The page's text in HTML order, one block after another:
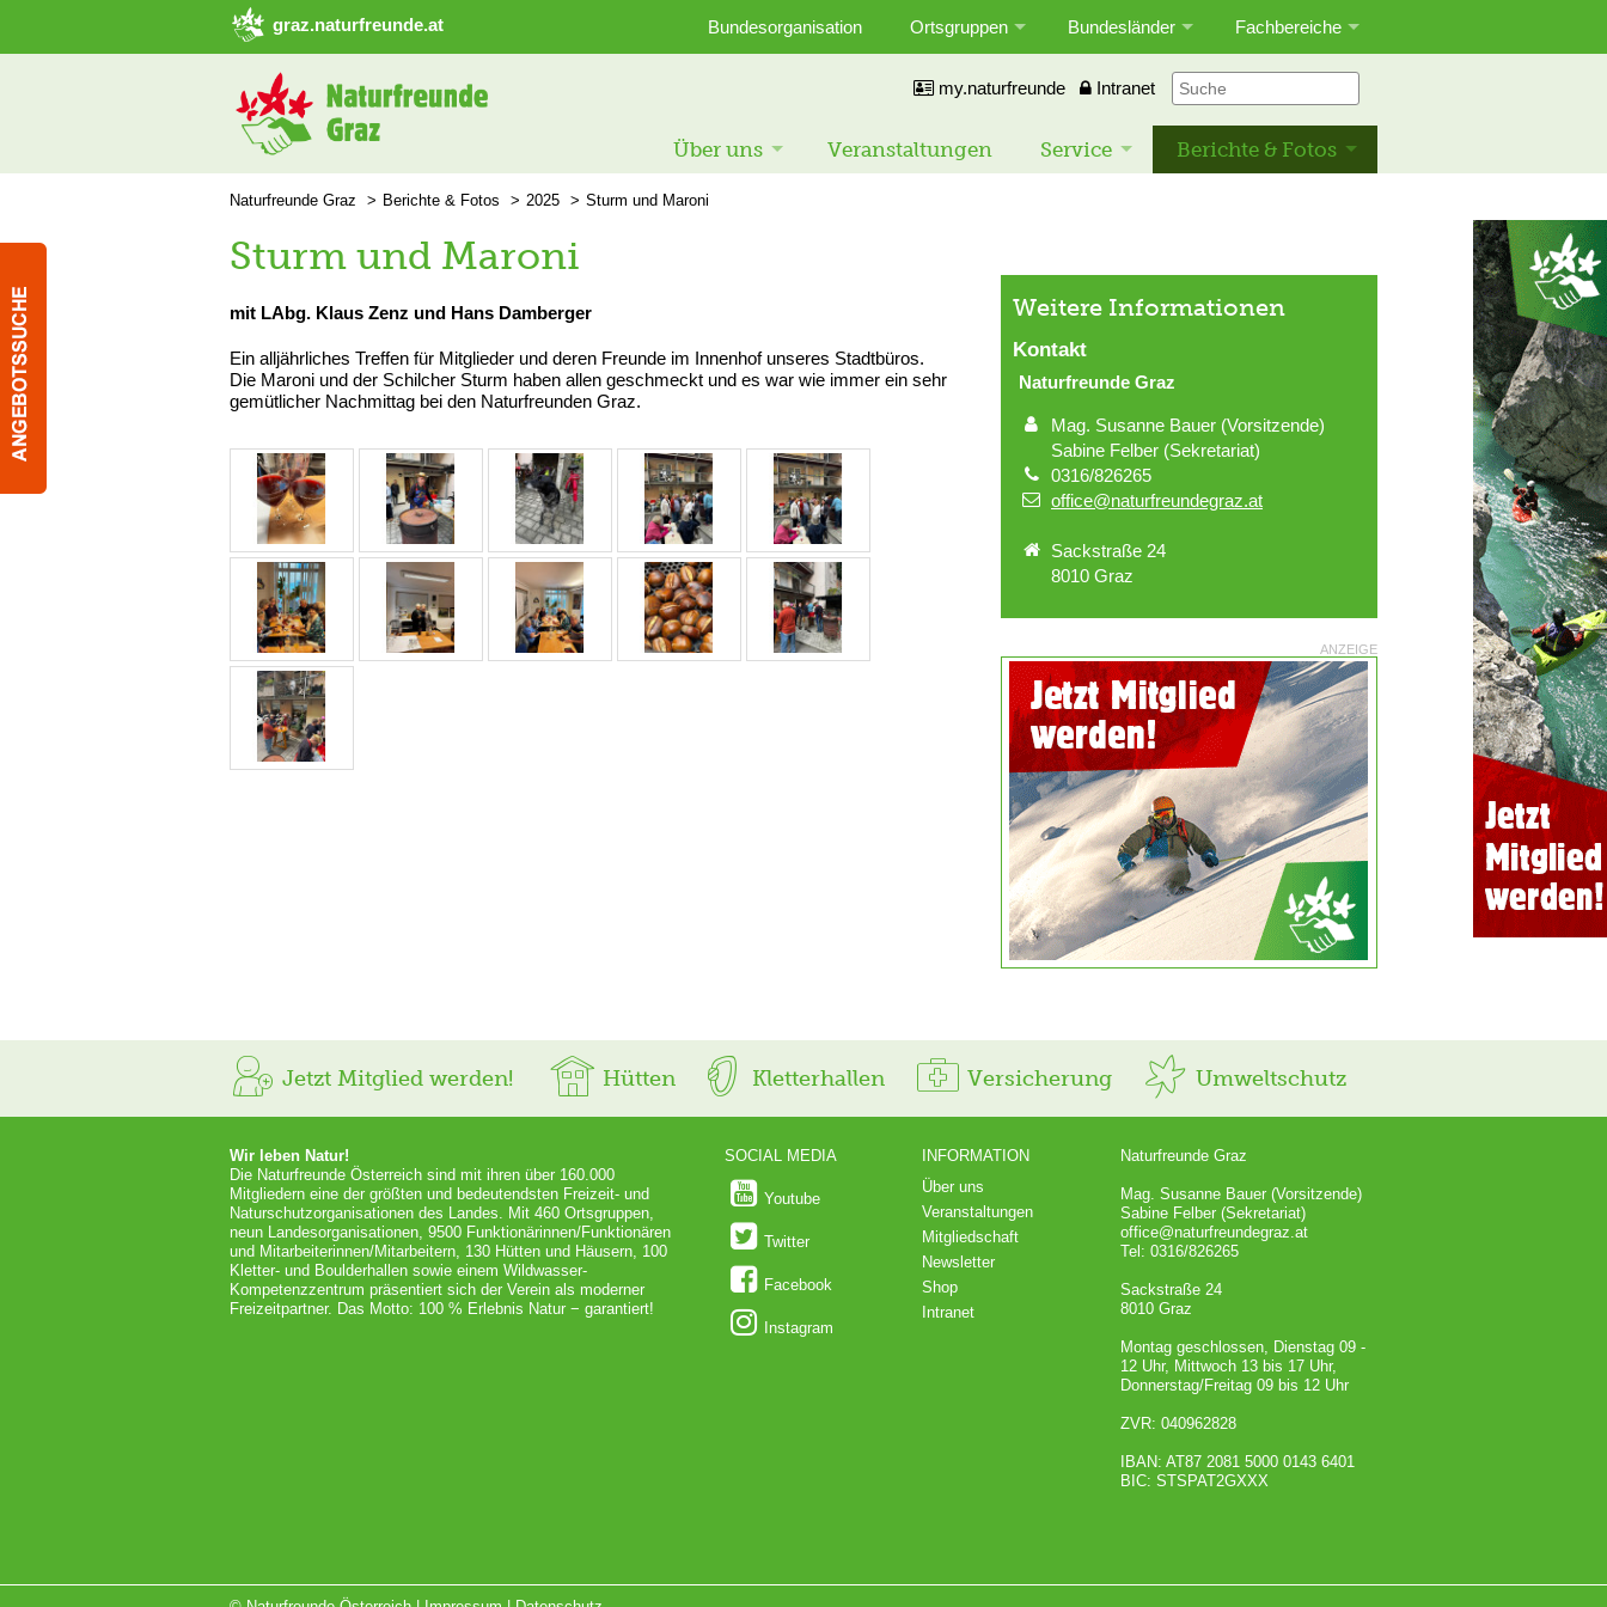
➜ Hauptregion der Seite anspringen
graz.naturfreunde.at Bundesorganisation Ortsgruppen Bundesländer Fachbereiche
my.naturfreunde Intranet
Über uns Veranstaltungen Service Berichte & Fotos
Naturfreunde Graz Berichte & Fotos 2025 Sturm und Maroni
Sturm und Maroni
mit LAbg. Klaus Zenz und Hans Damberger
Ein alljährliches Treffen für Mitglieder und deren Freunde im Innenhof unseres Stadtbüros.
Die Maroni und der Schilcher Sturm haben allen geschmeckt und es war wie immer ein sehr
gemütlicher Nachmittag bei den Naturfreunden Graz.
Weitere Informationen
Kontakt
Naturfreunde Graz
Mag. Susanne Bauer (Vorsitzende)
Sabine Felber (Sekretariat)
0316/826265
office@naturfreundegraz.at
Sackstraße 24
8010 Graz
ANZEIGE
Jetzt Mitglied werden! Hütten Kletterhallen Versicherung Umweltschutz
Wir leben Natur!
Die Naturfreunde Österreich sind mit ihren über 160.000
Mitgliedern eine der größten und bedeutendsten Freizeit- und
Naturschutzorganisationen des Landes. Mit 460 Ortsgruppen,
neun Landesorganisationen, 9500 Funktionärinnen/Funktionären
und Mitarbeiterinnen/Mitarbeitern, 130 Hütten und Häusern, 100
Kletter- und Boulderhallen sowie einem Wildwasser-
Kompetenzzentrum präsentiert sich der Verein als moderner
Freizeitpartner. Das Motto: 100 % Erlebnis Natur − garantiert!
SOCIAL MEDIA
Youtube
Twitter
Facebook
Instagram
INFORMATION
Über uns
Veranstaltungen
Mitgliedschaft
Newsletter
Shop
Intranet
Naturfreunde Graz
Mag. Susanne Bauer (Vorsitzende)
Sabine Felber (Sekretariat)
office@naturfreundegraz.at
Tel: 0316/826265
Sackstraße 24
8010 Graz
Montag geschlossen, Dienstag 09 -
12 Uhr, Mittwoch 13 bis 17 Uhr,
Donnerstag/Freitag 09 bis 12 Uhr
ZVR: 040962828
IBAN: AT87 2081 5000 0143 6401
BIC: STSPAT2GXXX